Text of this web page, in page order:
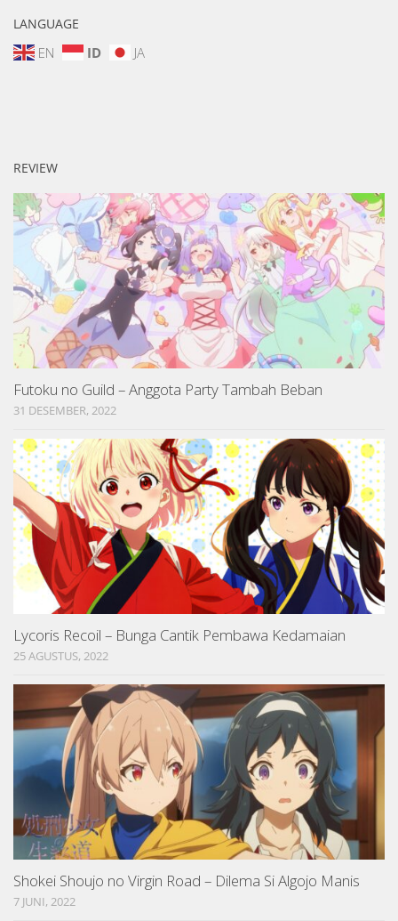
LANGUAGE
EN ID JA
REVIEW
Futoku no Guild – Anggota Party Tambah Beban
31 DESEMBER, 2022
Lycoris Recoil – Bunga Cantik Pembawa Kedamaian
25 AGUSTUS, 2022
Shokei Shoujo no Virgin Road – Dilema Si Algojo Manis
7 JUNI, 2022